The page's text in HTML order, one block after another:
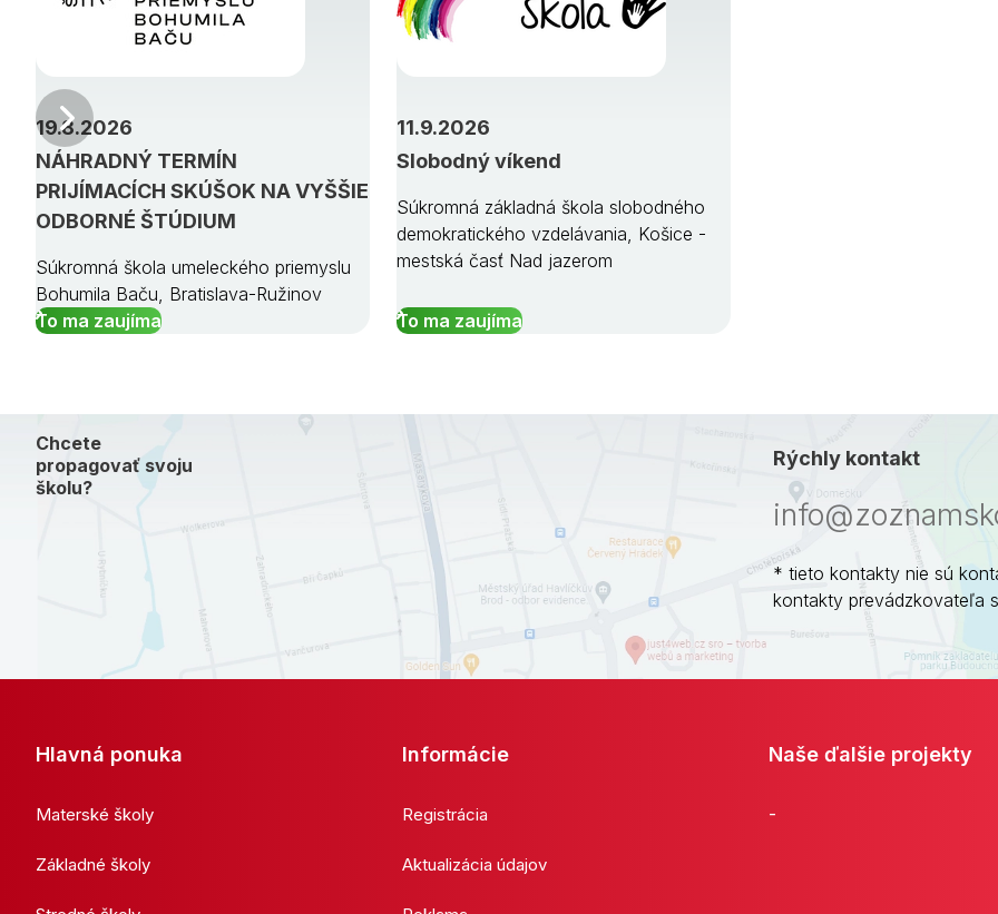
NÁHRADNÝ TERMÍN
PRIJÍMACÍCH SKÚŠOK NA VYŠŠIE
ODBORNÉ ŠTÚDIUM
19.8.2026
Súkromná škola umeleckého priemyslu
Bohumila Baču, Bratislava-Ružinov
To ma zaujíma
Slobodný víkend
11.9.2026
Súkromná základná škola slobodného
demokratického vzdelávania, Košice -
mestská časť Nad jazerom
To ma zaujíma
Predchádzajúci
Chcete
propagovať svoju
školu?
Rýchly kontakt
* tieto kontakty nie sú
kontakty prevádzkovateľa
Hlavná ponuka
Materské školy
Základné školy
Informácie
Registrácia
Aktualizácia údajov
Naše ďalšie projekty
-